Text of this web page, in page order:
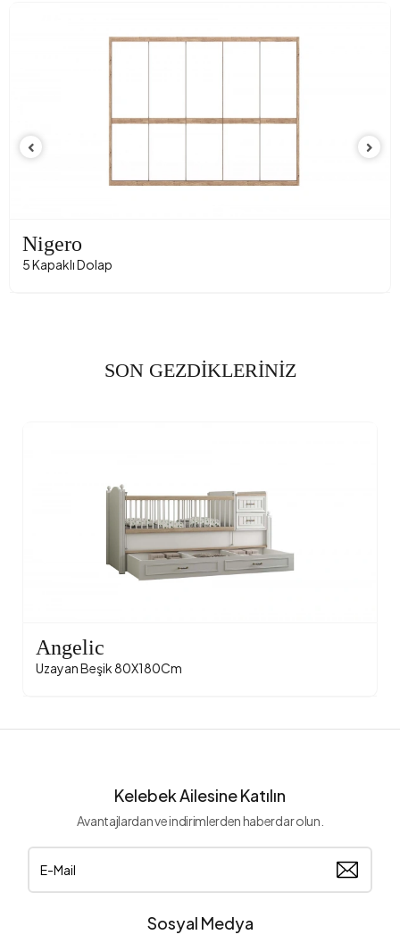
Nigero
5 Kapaklı Dolap
SON GEZDİKLERİNİZ
Angelic
Uzayan Beşik 80X180Cm
Kelebek Ailesine Katılın
Avantajlardan ve indirimlerden haberdar olun.
Sosyal Medya